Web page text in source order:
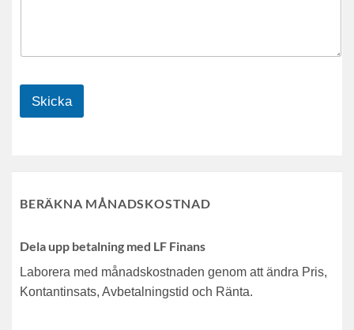
Skicka
BERÄKNA MÅNADSKOSTNAD
Dela upp betalning med LF Finans
Laborera med månadskostnaden genom att ändra Pris,
Kontantinsats, Avbetalningstid och Ränta.